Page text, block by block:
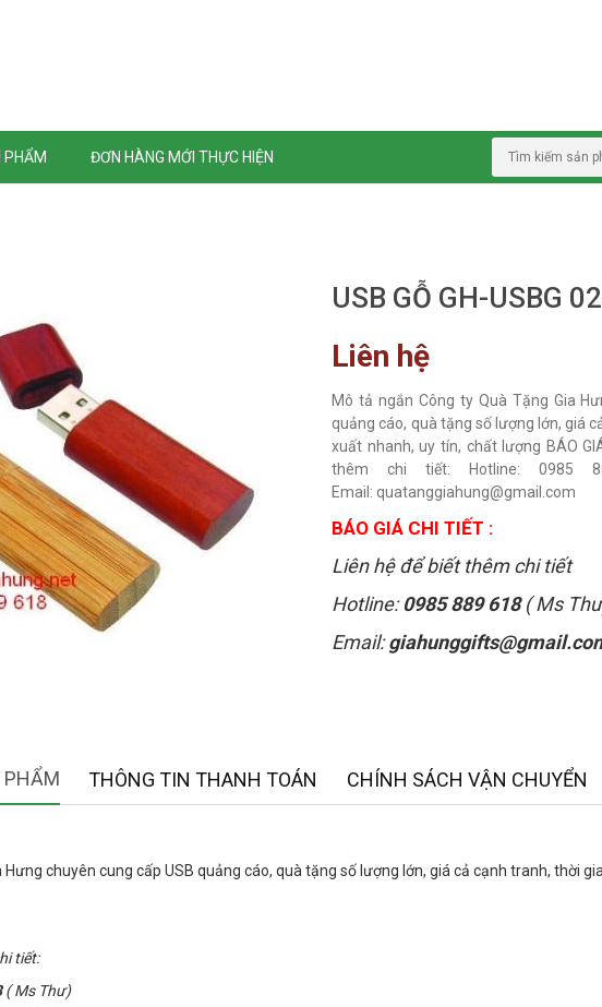
PHẨM ĐƠN HÀNG MỚI THỰC HIỆN
USB GỖ GH-USBG
Liên hệ
Mô tả ngắn Công ty Quà Tặng Gia
quảng cáo, quà tặng số lượng lớn, giá
xuất nhanh, uy tín, chất lượng BÁO
thêm chi tiết: Hotline: 0985
Email: quatanggiahung@gmail.com
BÁO GIÁ CHI TIẾT :
Liên hệ để biết thêm chi tiết
Hotline:0985 889 618( Ms
Email:
PHẨM THÔNG TIN THANH TOÁN CHÍNH SÁCH VẬN CHUYỂN
Hưng chuyên cung cấp USB quảng cáo, quà tặng số lượng lớn, giá cả cạnh tranh, thời
tiết:
( Ms Thư)